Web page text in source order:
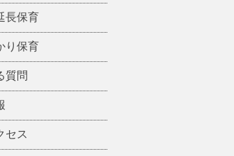
長保育
り保育
質問
セス